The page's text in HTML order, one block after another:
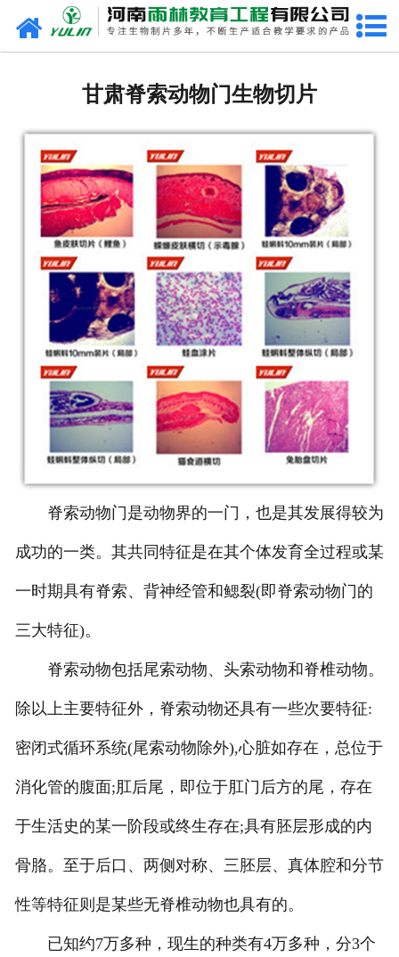
网站首页
甘肃中草药切片
- 甘肃植物病理装片
- 甘肃动物切片
- 甘肃微生物切片
- 甘肃组织胚胎切片
- 甘肃人体病理切片
甘肃寄生虫切片
甘肃植物浸制标本
- 甘肃动物剥制标本
- 甘肃中草药标本
- 甘肃畜牧兽医宏观标本
甘肃脊索动物门生物切片
脊索动物门是动物界的一门，也是其发展得较为
成功的一类。其共同特征是在其个体发育全过程或某
一时期具有脊索、背神经管和鳃裂(即脊索动物门的
三大特征)。
脊索动物包括尾索动物、头索动物和脊椎动物。
除以上主要特征外，脊索动物还具有一些次要特征:
密闭式循环系统(尾索动物除外),心脏如存在，总位于
消化管的腹面;肛后尾，即位于肛门后方的尾，存在
于生活史的某一阶段或终生存在;具有胚层形成的内
骨胳。至于后口、两侧对称、三胚层、真体腔和分节
性等特征则是某些无脊椎动物也具有的。
已知约7万多种，现生的种类有4万多种，分3个